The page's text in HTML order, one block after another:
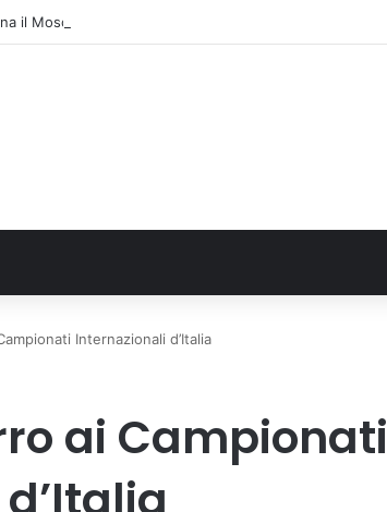
il Moscerine Film Festival Summer Camp
Internazionali d’Italia
ai Campionati